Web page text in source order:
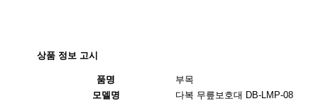
상품 정보 고시
품명
부목
모델명
다복 무릎보호대 DB-LMP-08